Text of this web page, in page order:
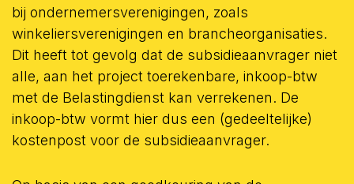
bij ondernemersverenigingen, zoals
winkeliersverenigingen en brancheorganisaties.
Dit heeft tot gevolg dat de subsidieaanvrager niet
alle, aan het project toerekenbare, inkoop-btw
met de Belastingdienst kan verrekenen. De
inkoop-btw vormt hier dus een (gedeeltelijke)
kostenpost voor de subsidieaanvrager.